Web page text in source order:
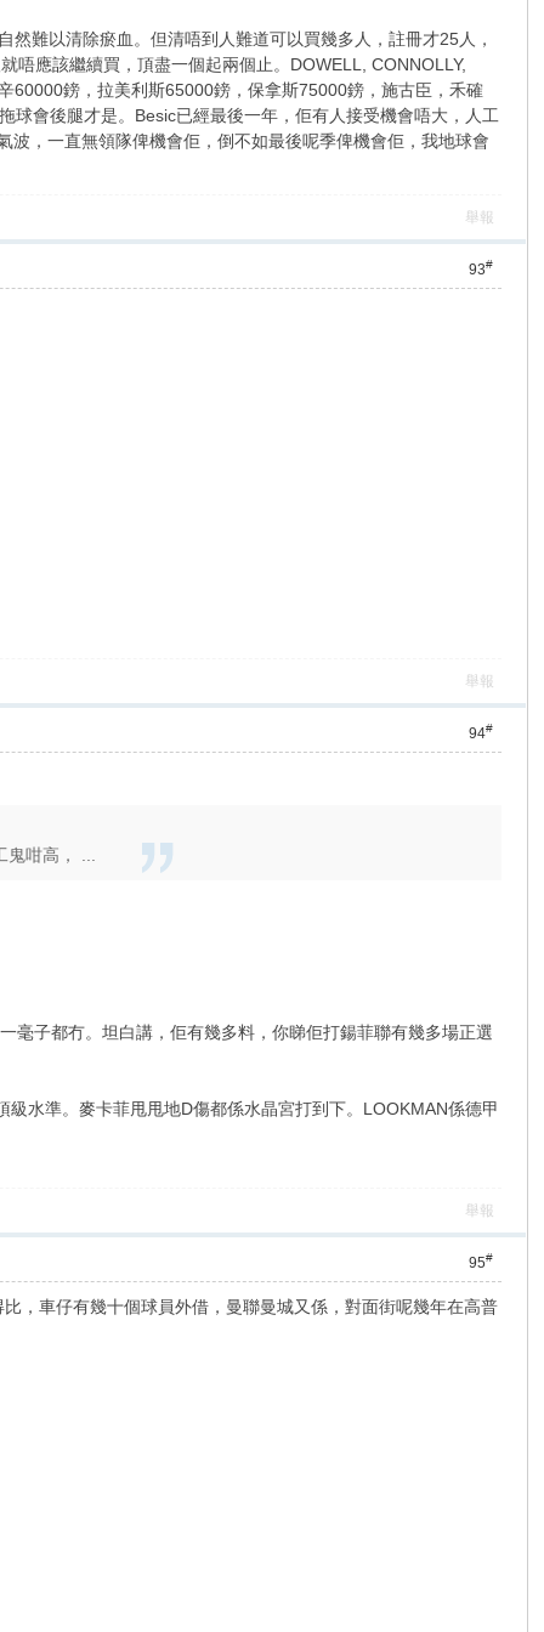
難以清除瘀血。但清唔到人難道可以買幾多人，註冊才25人，
唔應該繼續買，頂盡一個起兩個止。DOWELL, CONNOLLY,
60000鎊，拉美利斯65000鎊，保拿斯75000鎊，施古臣，禾確
球會後腿才是。Besic已經最後一年，佢有人接受機會唔大，人工
，一直無領隊俾機會佢，倒不如最後呢季俾機會佢，我地球會
舉報
93#
舉報
94#
咁高， ...
毫子都冇。坦白講，佢有幾多料，你睇佢打鍚菲聯有幾多場正選
水準。麥卡菲甩甩地D傷都係水晶宮打到下。LOOKMAN係德甲
舉報
95#
，車仔有幾十個球員外借，曼聯曼城又係，對面街呢幾年在高普